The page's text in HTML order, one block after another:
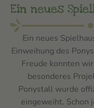
Ein neues
Ein neues
Einweihung des
Freude konnten
besonderes
Ponystall wurde
eingeweiht.